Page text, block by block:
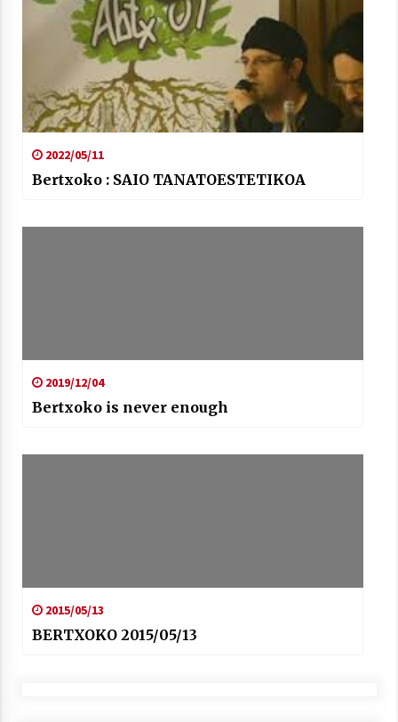
2022/05/11
Bertxoko : SAIO TANATOESTETIKOA
2019/12/04
Bertxoko is never enough
2015/05/13
BERTXOKO 2015/05/13